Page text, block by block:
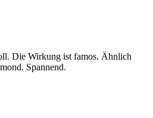
Die Wirkung ist famos. Ähnlich
Spannend.